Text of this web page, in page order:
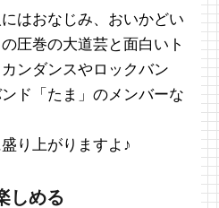
はおなじみ、おいかどい
圧巻の大道芸と面白いト
ンダンスやロックバン
ド「たま」のメンバーな
り上がりますよ♪
しめる